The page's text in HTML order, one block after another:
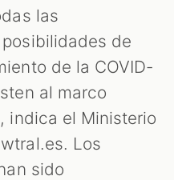
las
de
de la COVID-
al marco
indica el Ministerio
Los
sido